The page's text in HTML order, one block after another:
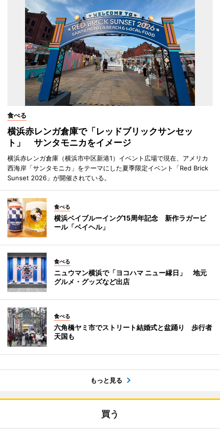
食べる
横浜赤レンガ倉庫で「レッドブリックサンセッ
ト」 サンタモニカをイメージ
横浜赤レンガ倉庫（横浜市中区新港1）イベント広場で現在、アメリカ
西海岸「サンタモニカ」をテーマにした夏季限定イベント「Red Brick
Sunset 2026」が開催されている。
食べる
横浜ベイブルーイング15周年記念 新作ラガービ
ール「ベイヘル」
食べる
ニュウマン横浜で「ヨコハマ ニュー縁日」 地元
グルメ・グッズなど出店
食べる
六角橋ヤミ市でストリート結婚式と盆踊り 歩行者
天国も
もっと見る
買う